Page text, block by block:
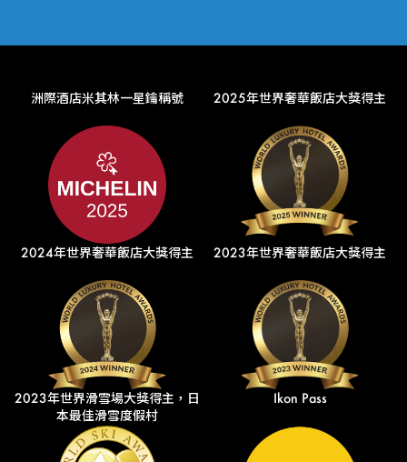
洲際酒店米其林一星鑰稱號 2025年世界奢華飯店大獎得主
2024年世界奢華飯店大獎得主 2023年世界奢華飯店大獎得主
2023年世界滑雪場大獎得主，日
本最佳滑雪度假村
Ikon Pass